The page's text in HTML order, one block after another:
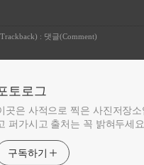
: 댓글(Comment)
토로그
곳은 사적으로 찍은 사진저장
퍼가시고 출처는 꼭 밝혀두세요.
구독하기